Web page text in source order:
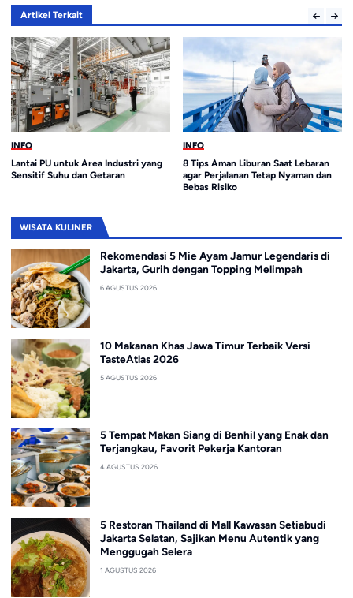
Artikel Terkait
INFO
Lantai PU untuk Area Industri yang
Sensitif Suhu dan Getaran
INFO
8 Tips Aman Liburan Saat Lebaran
agar Perjalanan Tetap Nyaman dan
Bebas Risiko
WISATA KULINER
Rekomendasi 5 Mie Ayam Jamur Legendaris di
Jakarta, Gurih dengan Topping Melimpah
6 AGUSTUS 2026
10 Makanan Khas Jawa Timur Terbaik Versi
TasteAtlas 2026
5 AGUSTUS 2026
5 Tempat Makan Siang di Benhil yang Enak dan
Terjangkau, Favorit Pekerja Kantoran
4 AGUSTUS 2026
5 Restoran Thailand di Mall Kawasan Setiabudi
Jakarta Selatan, Sajikan Menu Autentik yang
Menggugah Selera
1 AGUSTUS 2026